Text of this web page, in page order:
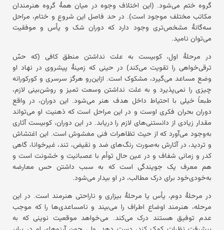
گروه ختم می‌شود. (این اختلاف وجوه در میان همهٔ گروه هنرمندان
مکاتب مختلف موجود است). در حد فاصل این شروع و ختام، مراحل
سه‌گانهٔ مشخص‌تری وجود دارد که دوران شک و یأس و موفقیت
می‌توان نامید.
در مرحلهٔ اول، کوبیست به علت نداشتن منطق کافی (که حسّ
ترقی‌خواهی را تقویت می‌کند) در حینی که زمینهٔ پیشروی در نهاد او
وضع مساعد می‌گیرد، مشکوک است. ازاین‌رو هرگز سرسری و کورکورانه
چیزی را نمی‌پذیرد و به علت نداشتن وسعت تمیز و روشن‌بینی لازم،
طبعاً خیلی با احتیاط داخل هدف هنر می‌شود. این دوران، در واقع
دوران بحران فکری اوست و در این مراحل است که ذهنیت او می‌تواند
مقدار زیادی از دانستنی‌های لازم را دریابد. در این دوران، کوبیست آثاری
به‌وجود می‌آورد که از حیث تظاهرات فنی مغشوش است. این اغتشاش
و تردید، در آثارش به‌صورت رنگ‌های ضد و نقیض، تند، غیرخوانا، گاهی
کدر و زمانی شفاف و در عین حال توأم با عصبانیت و خشونت است و
هم معرف یک جویندگی است که به سبب داشتن حس معارضه
به‌خودی‌خود برای درک مطالب، در او بیدار می‌شود.
در مرحلهٔ دوم، یأس یا مرحلهٔ بیزاری و ناراحتی هنرمند است. در این
مرحله، هنرمند اوضاع اطراف را می‌بیند و نامساعدی‌ها را که موجب
عدم توفیق هستند درک می‌کند. می‌خواهد موقعیت نوینی که به
پیشرفت نظرات کمک کند، دست دهد. ولی چون آرزوهای او در برابر